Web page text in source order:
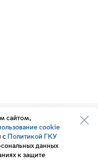
Обратная связь
Подписка
на новости
Вакансии
сайтом,
cookie
с Политикой ГКУ
данных
к защите